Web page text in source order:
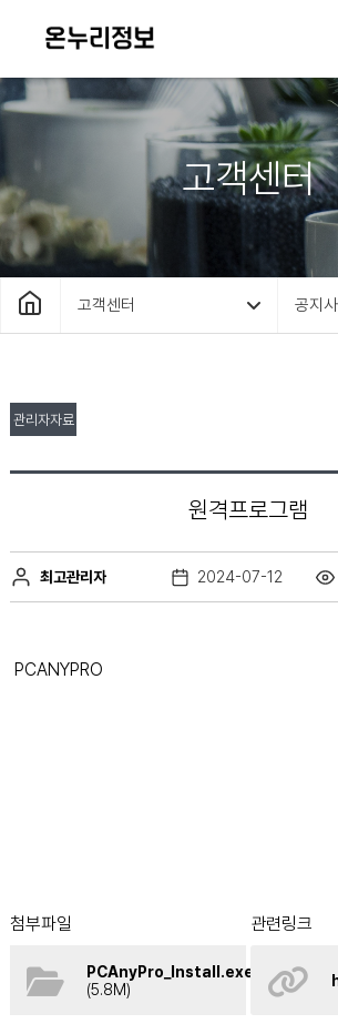
고객센터
고객센터 공지
관리자자료
원격프로그램
최고관리자 2024-07-12
PCANYPRO
첨부파일
PCAnyPro_Install.exe
(5.8M)
관련링크